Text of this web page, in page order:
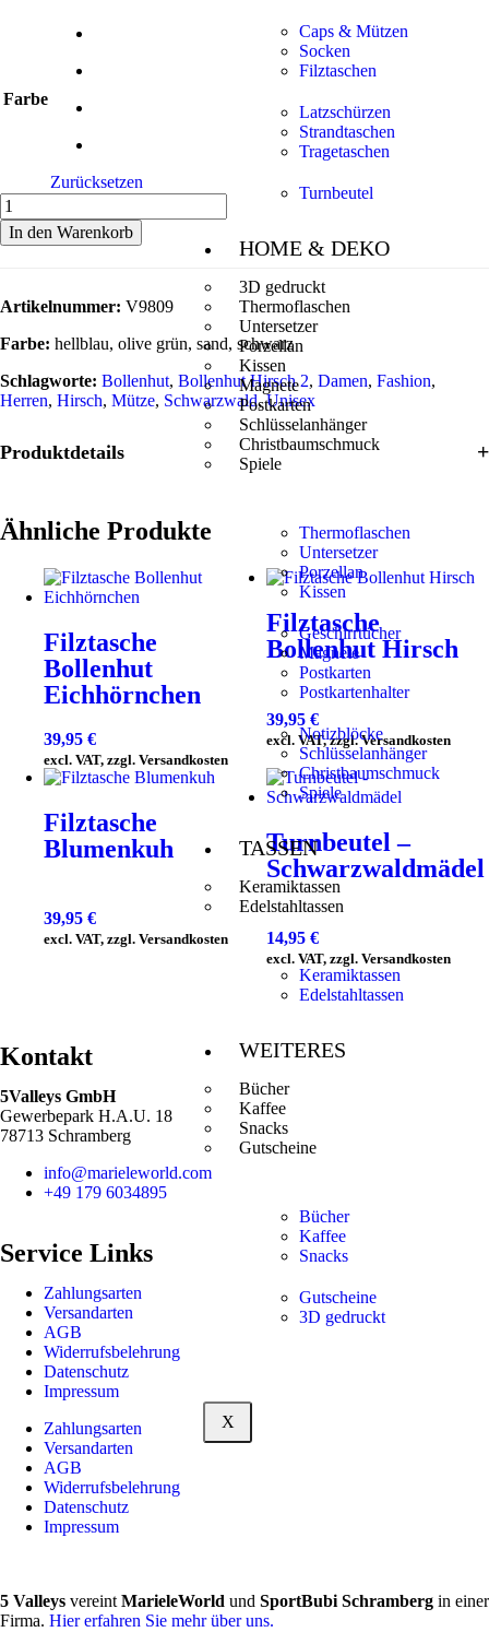
Caps & Mützen
Socken
Filztaschen
Latzschürzen
Strandtaschen
Tragetaschen
Turnbeutel
HOME & DEKO
3D gedruckt
Thermoflaschen
Untersetzer
Porzellan
Kissen
Magnete
Postkarten
Schlüsselanhänger
Christbaumschmuck
Spiele
Thermoflaschen
Untersetzer
Porzellan
Kissen
Geschirrtücher
Magnete
Postkarten
Postkartenhalter
Notizblöcke
Schlüsselanhänger
Christbaumschmuck
Spiele
TASSEN
Keramiktassen
Edelstahltassen
Keramiktassen
Edelstahltassen
WEITERES
Bücher
Kaffee
Snacks
Gutscheine
Bücher
Kaffee
Snacks
Gutscheine
3D gedruckt
X
Farbe
Zurücksetzen
In den Warenkorb
Artikelnummer: V9809
Farbe: hellblau, olive grün, sand, schwarz
Schlagworte: Bollenhut, Bollenhut Hirsch 2, Damen, Fashion,
Herren, Hirsch, Mütze, Schwarzwald,Unisex
Produktdetails
Ähnliche Produkte
Filztasche
Bollenhut
Eichhörnchen
39,95 €
excl. VAT, zzgl. Versandkosten
Filztasche
Bollenhut Hirsch
39,95 €
excl. VAT, zzgl. Versandkosten
Filztasche
Blumenkuh
39,95 €
excl. VAT, zzgl. Versandkosten
Turnbeutel –
Schwarzwaldmädel
14,95 €
excl. VAT, zzgl. Versandkosten
Kontakt
5Valleys GmbH
Gewerbepark H.A.U. 18
78713 Schramberg
info@marieleworld.com
+49 179 6034895
Service Links
Zahlungsarten
Versandarten
AGB
Widerrufsbelehrung
Datenschutz
Impressum
Zahlungsarten
Versandarten
AGB
Widerrufsbelehrung
Datenschutz
Impressum
5 Valleys vereintMarieleWorld und SportBubi Schramberg in einer
Firma. Hier erfahren Sie mehr über uns.